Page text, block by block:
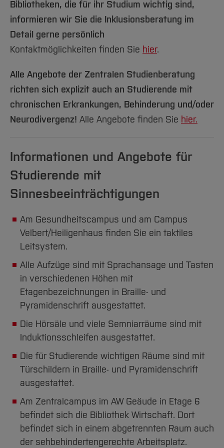
Arbeiten im FB G
Forschung und Projekte
International
Team
Service
Studiengänge
Studieninteressierte
Aktuelles
Studium
Fachgruppen
International
Team
Service
Amtliche Bekanntmachungen
Notfall-Infos
BO Shop
Familiengerechte Hochschule
Gleichstellung
Diskriminierungsfreie Hochschule
Vertretungen
Wahlen
Hochschulbibliothek
Hochschulkommunikation
International Office
qed-Stiftung
Zentrale Studienberatung
Bibliotheken, die für ihr Studium wichtig sind,
informieren wir Sie die Inklusionsberatung im
Detail gerne persönlich
Kontaktmöglichkeiten finden Sie hier.
Alle Angebote der Zentralen Studienberatung
richten sich explizit auch an Studierende mit
chronischen Erkrankungen, Behinderung und/oder
Neurodivergenz! Alle Angebote finden Sie hier.
Informationen und Angebote für
Studierende mit
Sinnesbeeinträchtigungen
Am Gesundheitscampus und am Campus
Velbert/Heiligenhaus finden Sie ein taktiles
Leitsystem.
Alle Aufzüge sind mit Sprachansage und Tasten
in verschiedenen Höhen mit
Etagenbezeichnungen in Braille- und
Pyramidenschrift ausgestattet.
Die Hörsäle und viele Semniarräume sind mit
Induktionsschleifen ausgestattet.
Die für Studierende wichtigen Räume sind mit
Türschildern in Braille- und Pyramidenschrift
ausgestattet.
Am Zentralcampus im AW Geäude in Etage 6
befindet sich die Bibliothek Wirtschaft. Dort
befindet sich in einem abgetrennten Raum auch
der sehbehindertengerechte Arbeitsplatz.